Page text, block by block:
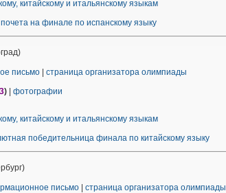
китайскому и итальянскому языкам
на финале по испанскому языку
письмо
страница организатора олимпиады
)
фотографии
китайскому и итальянскому языкам
победительница финала по китайскому языку
письмо
страница организатора олимпиады